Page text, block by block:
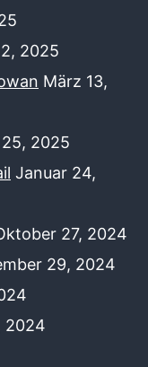
2025
März 13,
2025
Januar 24,
27, 2024
29, 2024
2024